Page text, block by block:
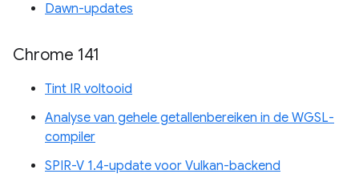
Dawn-updates
Chrome 141
Tint IR voltooid
Analyse van gehele getallenbereiken in de WGSL-
compiler
SPIR-V 1.4-update voor Vulkan-backend